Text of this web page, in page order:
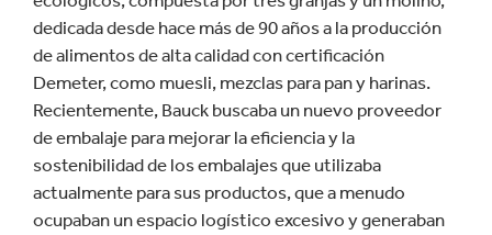
dedicada desde hace más de 90 años a la producción
de alimentos de alta calidad con certificación
Demeter, como muesli, mezclas para pan y harinas.
Recientemente, Bauck buscaba un nuevo proveedor
de embalaje para mejorar la eficiencia y la
sostenibilidad de los embalajes que utilizaba
actualmente para sus productos, que a menudo
ocupaban un espacio logístico excesivo y generaban